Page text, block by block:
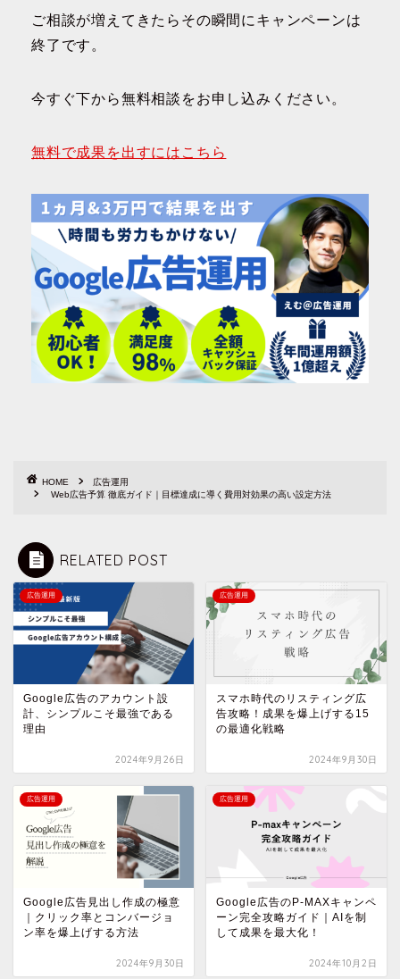
ご相談が増えてきたらその瞬間にキャンペーンは
終了です。
今すぐ下から無料相談をお申し込みください。
無料で成果を出すにはこちら
HOME
広告運用
Web広告予算 徹底ガイド｜目標達成に導く費用対効果の高い設定方法
RELATED POST
広告運用
Google広告のアカウント設
計、シンプルこそ最強である
理由
2024年9月26日
広告運用
スマホ時代のリスティング広
告攻略！成果を爆上げする15
の最適化戦略
2024年9月30日
広告運用
Google広告見出し作成の極意
｜クリック率とコンバージョ
ン率を爆上げする方法
2024年9月30日
広告運用
Google広告のP-MAXキャンペ
ーン完全攻略ガイド｜AIを制
して成果を最大化！
2024年10月2日